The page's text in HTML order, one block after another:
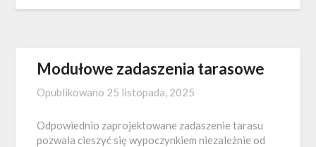
Modułowe zadaszenia tarasowe
Opublikowano 25 listopada, 2025
Odpowiednio zaprojektowane zadaszenie tarasu
pozwala cieszyć się wypoczynkiem niezależnie od